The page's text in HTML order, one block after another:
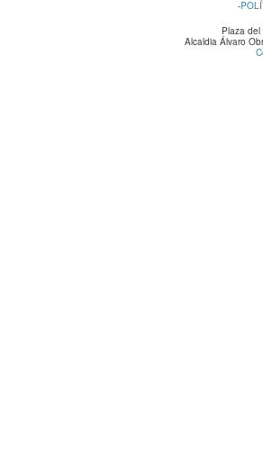
-
Plaza
Alcaldia Álvaro